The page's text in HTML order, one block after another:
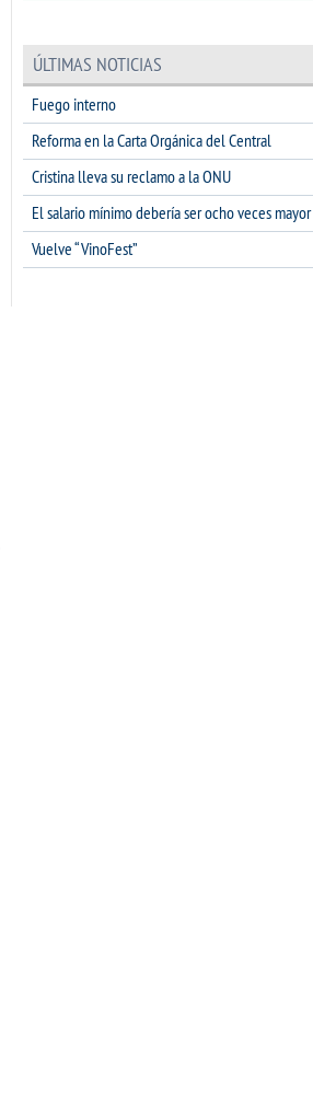
ÚLTIMAS NOTICIAS
Fuego interno
Reforma en la Carta Orgánica del Central
Cristina lleva su reclamo a la ONU
El salario mínimo debería ser ocho veces mayor
Vuelve “VinoFest”